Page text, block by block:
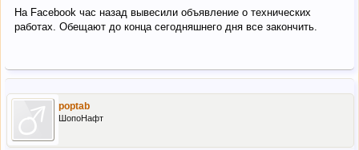
На Facebook час назад вывесили объявление о технических
работах. Обещают до конца сегодняшнего дня все закончить.
poptab
ШопоНафт